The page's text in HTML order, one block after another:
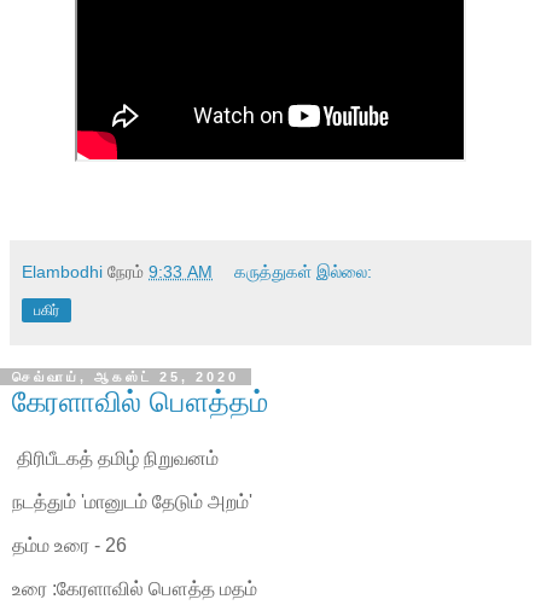
Elambodhi நேரம் 9:33 AM கருத்துகள் இல்லை:
பகிர்
செவ்வாய், ஆகஸ்ட் 25, 2020
கேரளாவில் பௌத்தம்
திரிபீடகத் தமிழ் நிறுவனம்
நடத்தும் 'மானுடம் தேடும் அறம்'
தம்ம உரை - 26
உரை :கேரளாவில் பௌத்த மதம்